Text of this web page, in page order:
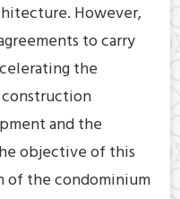
However,
to carry
the
and the
objective of this
the condominium